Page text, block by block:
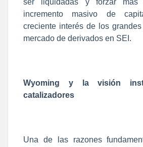
ser liquidadas y forzar más
incremento masivo de
creciente interés de los
mercado de derivados en SEI.
Wyoming y la visión
catalizadores
Una de las razones